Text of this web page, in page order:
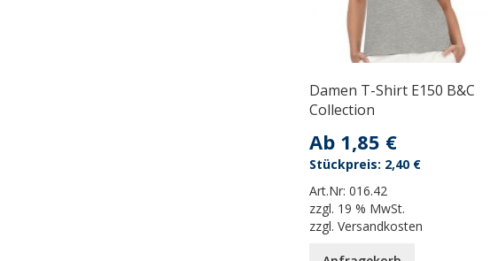
Damen T-Shirt E150 B&C
Collection
Ab 1,85 €
Art.Nr: 016.42
zzgl. 19 % MwSt.
zzgl. Versandkosten
2,40 €